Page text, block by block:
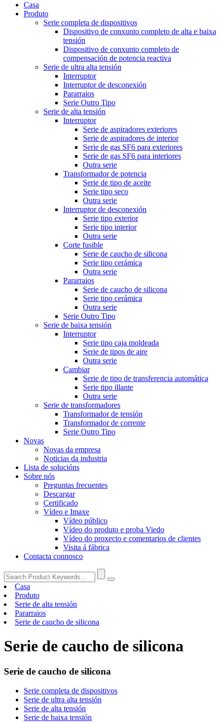
Casa
Produto
Serie completa de dispositivos
Dispositivo de conxunto completo de alta e baixa
tensión
Dispositivo de conxunto completo de
compensación de potencia reactiva
Serie de ultra alta tensión
Interruptor
Interruptor de desconexión
Pararraios
Serie Outro Tipo
Serie de alta tensión
Interruptor
Serie de aspiradores exteriores
Serie de aspiradores de interior
Serie de gas SF6 para exteriores
Serie de gas SF6 para interiores
Outra serie
Transformador de potencia
Serie de tipo de aceite
Serie tipo seco
Outra serie
Interruptor de desconexión
Serie tipo exterior
Serie tipo interior
Outra serie
Corte fusible
Serie de caucho de silicona
Serie tipo cerámica
Outra serie
Pararraios
Serie de caucho de silicona
Serie tipo cerámica
Outra serie
Serie Outro Tipo
Serie de baixa tensión
Interruptor
Serie tipo caja moldeada
Serie de tipos de aire
Outra serie
Cambiar
Serie de tipo de transferencia automática
Serie tipo illante
Outra serie
Serie de transformadores
Transformador de tensión
Transformador de corrente
Serie Outro Tipo
Novas
Novas da empresa
Noticias da industria
Lista de solucións
Sobre nós
Preguntas frecuentes
Descargar
Certificado
Vídeo e Imaxe
Vídeo público
Vídeo do produto e proba Viedo
Vídeo do proxecto e comentarios de clientes
Visita á fábrica
Contacta connosco
Casa
Produto
Serie de alta tensión
Pararraios
Serie de caucho de silicona
Serie de caucho de silicona
Serie de caucho de silicona
Serie completa de dispositivos
Serie de ultra alta tensión
Serie de alta tensión
Serie de baixa tensión